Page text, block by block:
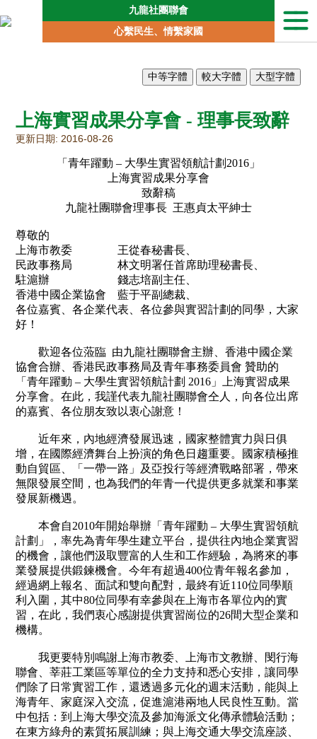
本
向
專
責
委
員
會
會
基
出
版
物
聯
絡
我
九龍社團聯會
心繫民生、情繫家國
上海實習成果分享會 - 理事長致辭
更新日期: 2016-08-26
「青年躍動 – 大學生實習領航計劃2016」
上海實習成果分享會
致辭稿
九龍社團聯會理事長 王惠貞太平紳士
尊敬的
上海市教委 王從春秘書長、
民政事務局 林文明署任首席助理秘書長、
駐滬辦 錢志培副主任、
香港中國企業協會 藍于平副總裁、
各位嘉賓、各企業代表、各位參與實習計劃的同學，大家
好！
歡迎各位蒞臨 由九龍社團聯會主辦、香港中國企業
協會合辦、香港民政事務局及青年事務委員會 贊助的
「青年躍動 – 大學生實習領航計劃 2016」上海實習成果
分享會。在此，我謹代表九龍社團聯會仝人，向各位出席
的嘉賓、各位朋友致以衷心謝意！
近年來，內地經濟發展迅速，國家整體實力與日俱
增，在國際經濟舞台上扮演的角色日趨重要。國家積極推
動自貿區、「一帶一路」及亞投行等經濟戰略部署，帶來
無限發展空間，也為我們的年青一代提供更多就業和事業
發展新機遇。
本會自2010年開始舉辦「青年躍動 – 大學生實習領航
計劃」，率先為青年學生建立平台，提供往內地企業實習
的機會，讓他們汲取豐富的人生和工作經驗，為將來的事
業發展提供鍛鍊機會。今年有超過400位青年報名參加，
經過網上報名、面試和雙向配對，最終有近110位同學順
利入圍，其中80位同學有幸參與在上海市各單位內的實
習，在此，我們衷心感謝提供實習崗位的26間大型企業和
機構。
我更要特別鳴謝上海市教委、上海市文教辦、閔行海
聯會、莘莊工業區等單位的全力支持和悉心安排，讓同學
們除了日常實習工作，還透過多元化的週末活動，能與上
海青年、家庭深入交流，促進滬港兩地人民良性互動。當
中包括：到上海大學交流及參加海派文化傳承體驗活動；
在東方綠舟的素質拓展訓練；與上海交通大學交流座談、